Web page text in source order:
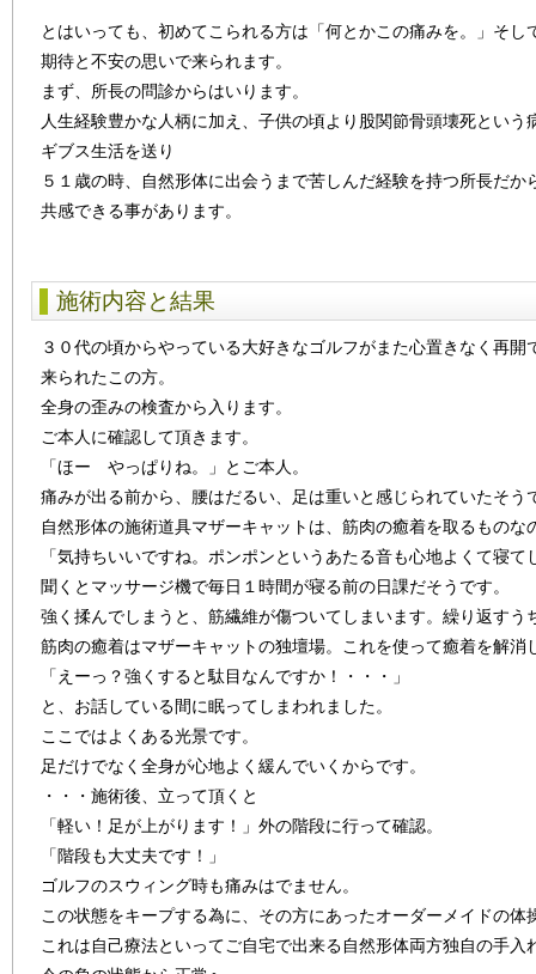
とはいっても、初めてこられる方は「何とかこの痛みを。」そし
期待と不安の思いで来られます。
まず、所長の問診からはいります。
人生経験豊かな人柄に加え、子供の頃より股関節骨頭壊死という
ギブス生活を送り
５１歳の時、自然形体に出会うまで苦しんだ経験を持つ所長だか
共感できる事があります。
施術内容と結果
３０代の頃からやっている大好きなゴルフがまた心置きなく再開
来られたこの方。
全身の歪みの検査から入ります。
ご本人に確認して頂きます。
「ほー やっぱりね。」とご本人。
痛みが出る前から、腰はだるい、足は重いと感じられていたそう
自然形体の施術道具マザーキャットは、筋肉の癒着を取るものな
「気持ちいいですね。ポンポンというあたる音も心地よくて寝て
聞くとマッサージ機で毎日１時間が寝る前の日課だそうです。
強く揉んでしまうと、筋繊維が傷ついてしまいます。繰り返すう
筋肉の癒着はマザーキャットの独壇場。これを使って癒着を解消
「えーっ？強くすると駄目なんですか！・・・」
と、お話している間に眠ってしまわれました。
ここではよくある光景です。
足だけでなく全身が心地よく緩んでいくからです。
・・・施術後、立って頂くと
「軽い！足が上がります！」外の階段に行って確認。
「階段も大丈夫です！」
ゴルフのスウィング時も痛みはでません。
この状態をキープする為に、その方にあったオーダーメイドの体
これは自己療法といってご自宅で出来る自然形体両方独自の手入